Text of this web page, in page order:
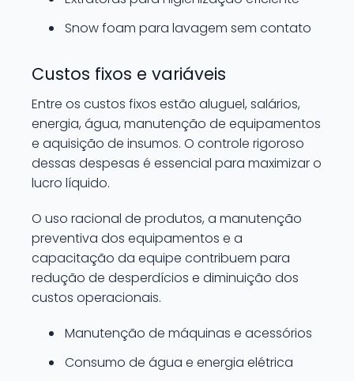
Snow foam para lavagem sem contato
Custos fixos e variáveis
Entre os custos fixos estão aluguel, salários,
energia, água, manutenção de equipamentos
e aquisição de insumos. O controle rigoroso
dessas despesas é essencial para maximizar o
lucro líquido.
O uso racional de produtos, a manutenção
preventiva dos equipamentos e a
capacitação da equipe contribuem para
redução de desperdícios e diminuição dos
custos operacionais.
Manutenção de máquinas e acessórios
Consumo de água e energia elétrica